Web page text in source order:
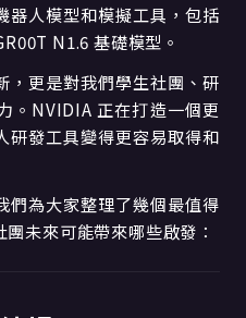
器人模型和模擬工具，包括
N1.6 基礎模型。
，更是對我們學生社團、研
。NVIDIA 正在打造一個更
研發工具變得更容易取得和
們為大家整理了幾個最值得
未來可能帶來哪些啟發：